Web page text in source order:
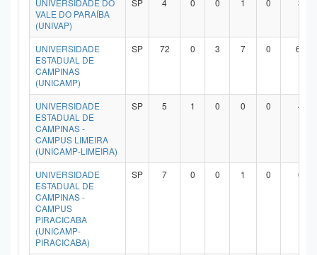
UNIVERSIDADE DO
VALE DO PARAÍBA
(UNIVAP)
SP 4 0 0 1 0 3
UNIVERSIDADE
ESTADUAL DE
CAMPINAS
(UNICAMP)
SP 72 0 3 7 0 60
UNIVERSIDADE
ESTADUAL DE
CAMPINAS -
CAMPUS LIMEIRA
(UNICAMP-LIMEIRA)
SP 5 1 0 0 0 4
UNIVERSIDADE
ESTADUAL DE
CAMPINAS -
CAMPUS
PIRACICABA
(UNICAMP-
PIRACICABA)
SP 7 0 0 1 0 6